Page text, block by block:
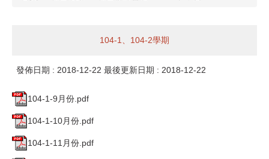
104-1、104-2學期
發佈日期 : 2018-12-22 最後更新日期 : 2018-12-22
104-1-9月份.pdf
104-1-10月份.pdf
104-1-11月份.pdf